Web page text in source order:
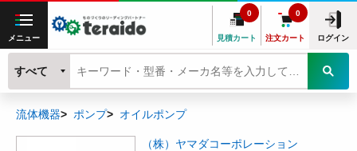
メニュー 見積カート
0
注文カート
0
ログイン
すべて
流体機器 ポンプ オイルポンプ
（株）ヤマダコーポレーション